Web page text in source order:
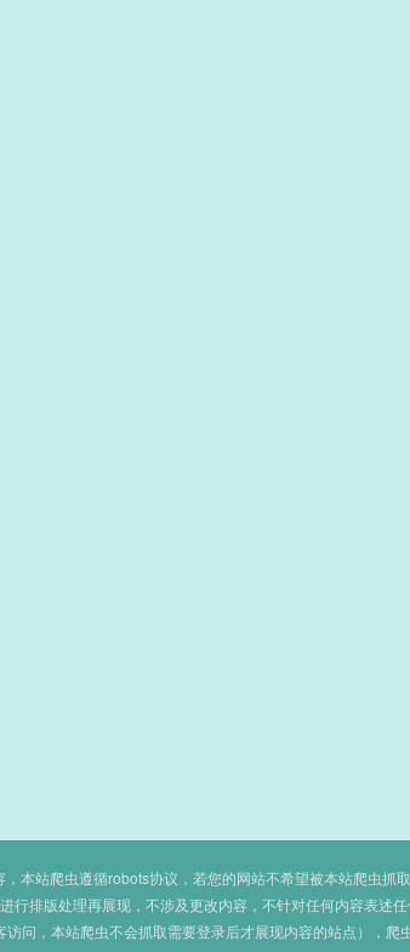
本站爬虫遵循robots协议，若您的网站不希望被本站爬虫抓
行排版处理再展现，不涉及更改内容，不针对任何内容表述任
问，本站爬虫不会抓取需要登录后才展现内容的站点），爬